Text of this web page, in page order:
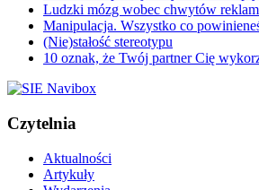
Ludzki mózg wobec chwytów
Manipulacja. Wszystko co
(Nie)stałość stereotypu
10 oznak, że Twój partner Cię
Czytelnia
Aktualności
Artykuły